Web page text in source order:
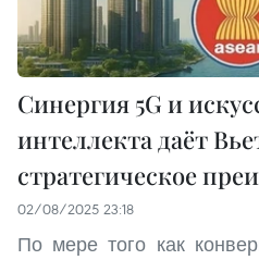
Синергия 5G и
интеллекта даёт
стратегическое
02/08/2025 23:18
По мере того как